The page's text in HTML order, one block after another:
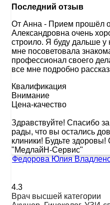
Последний отзыв
От Анна - Прием прошёл
Александровна очень
строило. Я буду дальше у
мне посоветовала
профессионал своего
все мне подробно
Квалификация
Внимание
Цена-качество
Здравствуйте! Спасибо
рады, что вы остались
клиники! Будьте
"МедлайН-Сервис"
Федорова Юлия
4.3
Врач высшей категории